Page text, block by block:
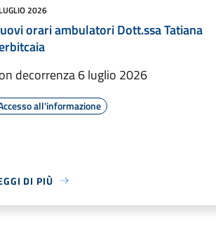
2026
orari ambulatori Dott.ssa Tatiana
decorrenza 6 luglio 2026
all'informazione
DI PIÙ